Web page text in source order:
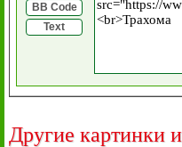
BB Code
Text
Другие картинки